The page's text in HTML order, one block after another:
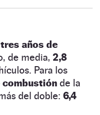
tres años de
de media, 2,8
Para los
combustión de la
del doble: 6,4